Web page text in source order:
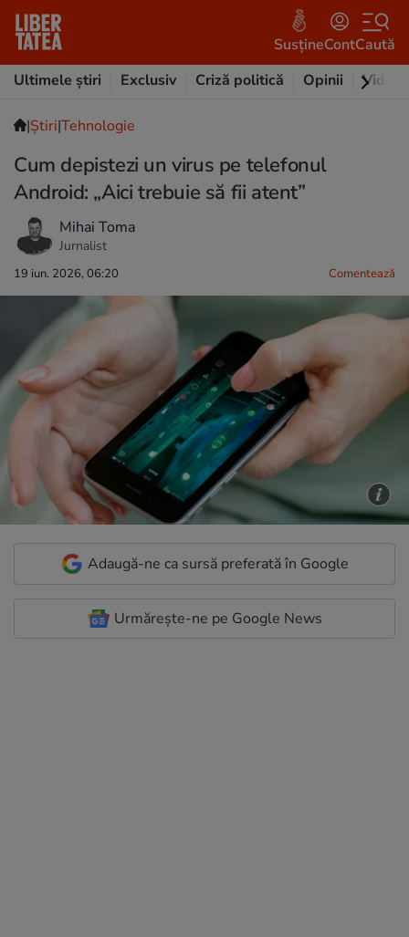
SusțineContCaută
Ultimele știri
Exclusiv Criză politică Opinii Video
|Ştiri|Tehnologie
Cum depistezi un virus pe telefonul
Android: „Aici trebuie să fii atent”
Mihai Toma
Jurnalist
19 iun. 2026, 06:20 Comentează
Adaugă-ne ca sursă preferată în Google
Urmărește-ne pe Google News